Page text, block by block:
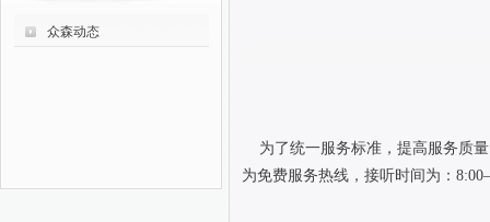
众森动态
为了统一服务标准，提高服务质
为免费服务热线，接听时间为：